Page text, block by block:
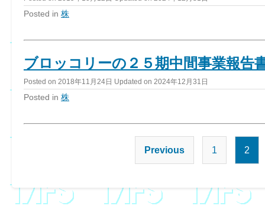
Posted in 株
ブロッコリーの２５期中間事業報告
Posted on 2018年11月24日 Updated on 2024年12月31日
Posted in 株
Previous 1 2